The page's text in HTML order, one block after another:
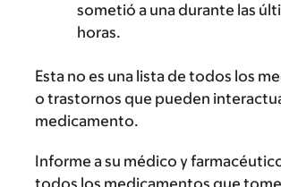
sometió a una durante las
horas.
Esta no es una lista de todos los
o trastornos que pueden
medicamento.
Informe a su médico y
todos los medicamentos que